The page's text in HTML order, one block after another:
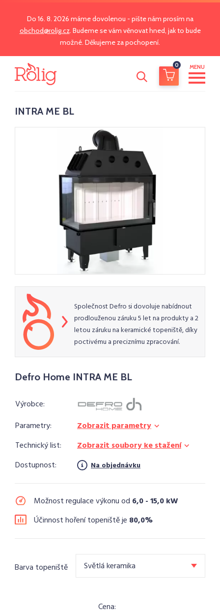
Do 16. 8. 2026 máme dovolenou - pište nám prosím na
obchod@rolig.cz. Budeme se vám věnovat hned, jak to bude
možné. Děkujeme za pochopení.
0 MENU
INTRA ME BL
Společnost Defro si dovoluje nabídnout
prodlouženou záruku 5 let na produkty a 2
letou záruku na keramické topeniště, díky
poctivému a preciznímu zpracování.
Defro Home INTRA ME BL
Výrobce:
Parametry:
Zobrazit parametry
Technický list:
Zobrazit soubory ke stažení
Dostupnost:
Na objednávku
Možnost regulace výkonu od 6,0 - 15,0 kW
Účinnost hoření topeniště je 80,0%
Barva topeniště Světlá keramika
Cena: